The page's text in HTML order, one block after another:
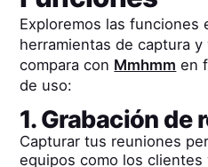
Exploremos las funciones
herramientas de captura
compara con Mmhmm en
de uso:
1. Grabación de
Capturar tus reuniones
equipos como los clientes